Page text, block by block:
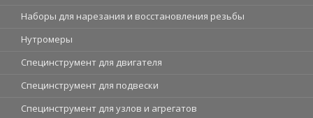
Наборы для нарезания и восстановления резьбы
Нутромеры
Специнструмент для двигателя
Специнструмент для подвески
Специнструмент для узлов и агрегатов